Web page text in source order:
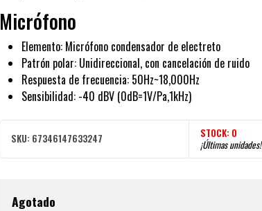
Micrófono
Elemento: Micrófono condensador de electreto
Patrón polar: Unidireccional, con cancelación de ruido
Respuesta de frecuencia: 50Hz~18,000Hz
Sensibilidad: -40 dBV (0dB=1V/Pa,1kHz)
SKU: 67346147633247 STOCK: 0
¡Últimas unidades!
Agotado